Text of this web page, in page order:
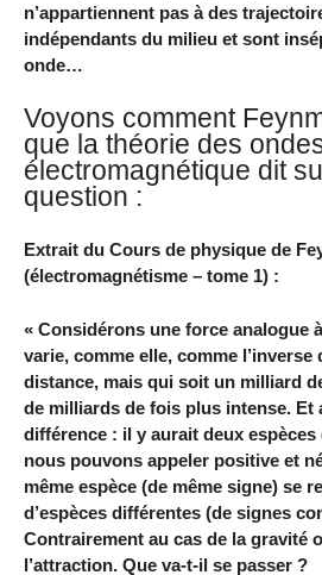
n’appartiennent pas à des
indépendants du milieu et sont
onde…
Voyons comment
que la théorie des
électromagnétique dit
question :
Extrait du Cours de physique de
(électromagnétisme – tome 1) :
« Considérons une force analogue
varie, comme elle, comme l’inverse
distance, mais qui soit un milliard
de milliards de fois plus intense. Et
différence : il y aurait deux espèces
nous pouvons appeler positive et
même espèce (de même signe) se
d’espèces différentes (de signes
Contrairement au cas de la gravité
l’attraction. Que va-t-il se passer ?